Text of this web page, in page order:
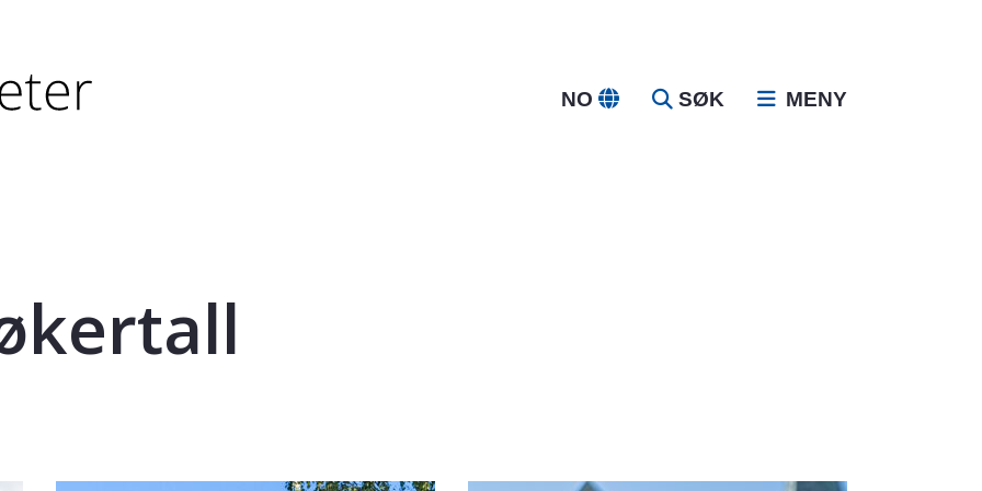
eller - (minus) for å forminske.
eller - (minus) for å forminske.
NO SØK MENY